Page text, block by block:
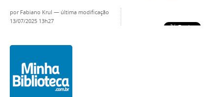
por Fabiano Krul — última modificação
13/07/2025 13h27